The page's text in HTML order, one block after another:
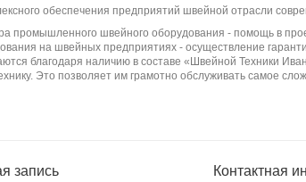
обеспечения предприятий швейной отрасли
промышленного швейного оборудования - помощь в
на швейных предприятиях - осуществление
благодаря наличию в составе «Швейной Техники
Это позволяет им грамотно обслуживать самое
запись Контактная